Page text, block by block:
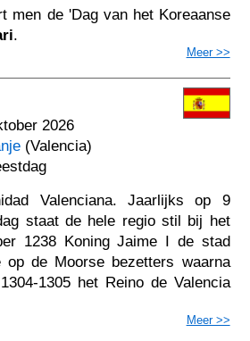
men de 'Dag van het Koreaanse
.
Meer >>
2026
(Valencia)
Valenciana. Jaarlijks op 9
staat de hele regio stil bij het
1238 Koning Jaime I de stad
op de Moorse bezetters waarna
1305 het Reino de Valencia
Meer >>